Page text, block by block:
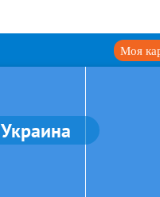
Моя
Украина